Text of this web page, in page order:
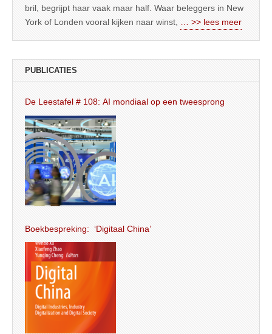
bril, begrijpt haar vaak maar half. Waar beleggers in New
York of Londen vooral kijken naar winst,
… >> lees meer
PUBLICATIES
De Leestafel # 108: AI mondiaal op een tweesprong
Boekbespreking: ‘Digitaal China’